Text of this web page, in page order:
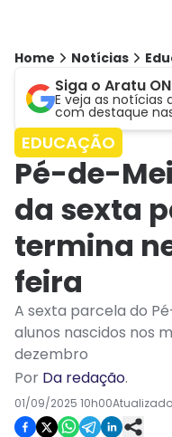
Home Notícias
Siga o Aratu
E veja as notícias
com destaque
EDUCAÇÃO
Pé-de-
da sexta
termina
feira
A sexta parcela do
alunos nascidos nos
dezembro
Por Da redação.
01/09/2025 10h00